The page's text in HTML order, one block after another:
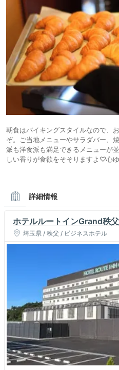
朝食はバイキングスタイルなので、
ぞ。ご当地メニューやサラダバー、
派も洋食派も満足できるメニューが
しい香りが食欲をそそりますよ♡心
詳細情報
ホテルルートインGrand秩父
埼玉県 / 秩父 / ビジネスホテル